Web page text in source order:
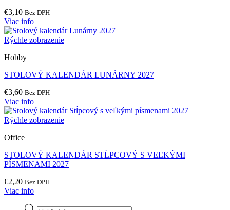
€3,10 Bez DPH
Viac info
Rýchle zobrazenie
Hobby
STOLOVÝ KALENDÁR LUNÁRNY 2027
€3,60 Bez DPH
Viac info
Rýchle zobrazenie
Office
STOLOVÝ KALENDÁR STĹPCOVÝ S VEĽKÝMI
PÍSMENAMI 2027
€2,20 Bez DPH
Viac info
Products